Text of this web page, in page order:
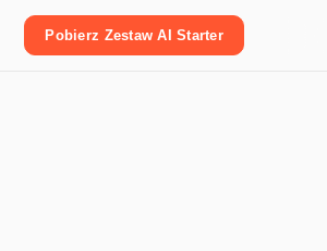
Pobierz Zestaw AI Starter